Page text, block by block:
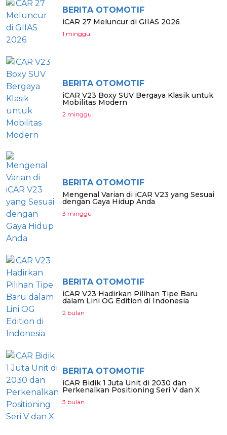
BERITA OTOMOTIF
iCAR 27 Meluncur di GIIAS 2026
1 minggu
BERITA OTOMOTIF
iCAR V23 Boxy SUV Bergaya Klasik untuk
Mobilitas Modern
2 minggu
BERITA OTOMOTIF
Mengenal Varian di iCAR V23 yang Sesuai
dengan Gaya Hidup Anda
3 minggu
BERITA OTOMOTIF
iCAR V23 Hadirkan Pilihan Tipe Baru
dalam Lini OG Edition di Indonesia
2 bulan
BERITA OTOMOTIF
iCAR Bidik 1 Juta Unit di 2030 dan
Perkenalkan Positioning Seri V dan X
3 bulan